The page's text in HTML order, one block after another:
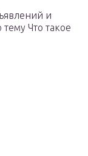
и
Что такое